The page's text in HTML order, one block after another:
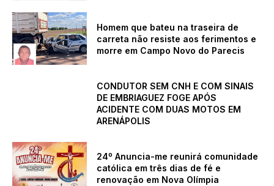
Homem que bateu na traseira de
carreta não resiste aos ferimentos e
morre em Campo Novo do Parecis
CONDUTOR SEM CNH E COM SINAIS
DE EMBRIAGUEZ FOGE APÓS
ACIDENTE COM DUAS MOTOS EM
ARENÁPOLIS
24º Anuncia-me reunirá comunidade
católica em três dias de fé e
renovação em Nova Olímpia